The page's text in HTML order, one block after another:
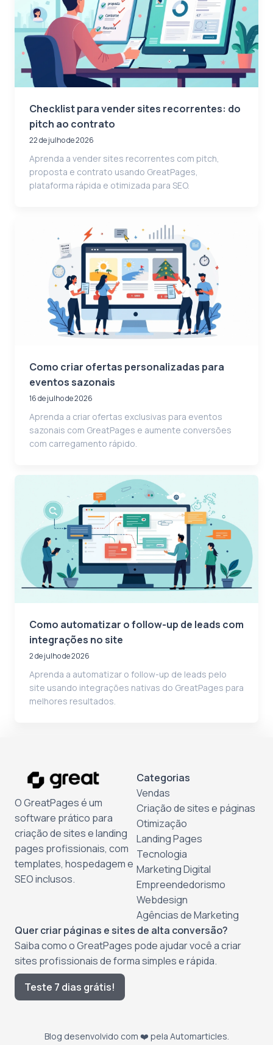
Checklist para vender sites recorrentes: do
pitch ao contrato
22 de julho de 2026
Aprenda a vender sites recorrentes com pitch,
proposta e contrato usando GreatPages,
plataforma rápida e otimizada para SEO.
Como criar ofertas personalizadas para
eventos sazonais
16 de julho de 2026
Aprenda a criar ofertas exclusivas para eventos
sazonais com GreatPages e aumente conversões
com carregamento rápido.
Como automatizar o follow-up de leads com
integrações no site
2 de julho de 2026
Aprenda a automatizar o follow-up de leads pelo
site usando integrações nativas do GreatPages para
melhores resultados.
O GreatPages é um
software prático para
criação de sites e landing
pages profissionais, com
templates, hospedagem e
SEO inclusos.
Categorias
Vendas
Criação de sites e páginas
Otimização
Landing Pages
Tecnologia
Marketing Digital
Empreendedorismo
Webdesign
Agências de Marketing
Quer criar páginas e sites de alta conversão?
Saiba como o GreatPages pode ajudar você a criar
sites profissionais de forma simples e rápida.
Teste 7 dias grátis!
Blog desenvolvido com ❤️ pela Automarticles.